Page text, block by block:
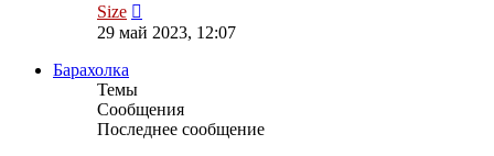
Size
к
29 май 2023, 12:07
Барахолка
Темы
Сообщения
Последнее сообщение